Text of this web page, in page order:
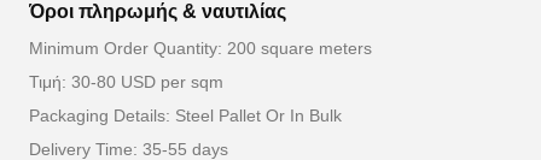
Όροι πληρωμής & ναυτιλίας
Minimum Order Quantity: 200 square meters
Τιμή: 30-80 USD per sqm
Packaging Details: Steel Pallet Or In Bulk
Delivery Time: 35-55 days